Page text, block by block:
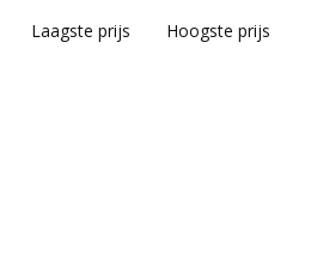
Laagste prijs Hoogste prijs